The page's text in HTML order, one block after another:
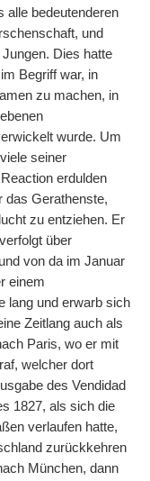
alle bedeutenderen
und
Dies hatte
Begriff war, in
zu machen, in
wurde. Um
seiner
erdulden
das Gerathenste,
zu entziehen. Er
über
von da im Januar
einem
lang und erwarb sich
Zeitlang auch als
Paris, wo er mit
welcher dort
des Vendidad
1827, als sich die
verlaufen hatte,
zurückkehren
München, dann